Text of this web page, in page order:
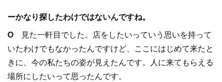
ーかなり探したわけではないんですね。
O 見た一軒目でした。店をしたいっていう思いを持って
いたわけでもなかったんですけど、ここにはじめて来たと
きに、今の私たちの姿が見えたんです。人に来てもらえる
場所にしたいって思ったんです。